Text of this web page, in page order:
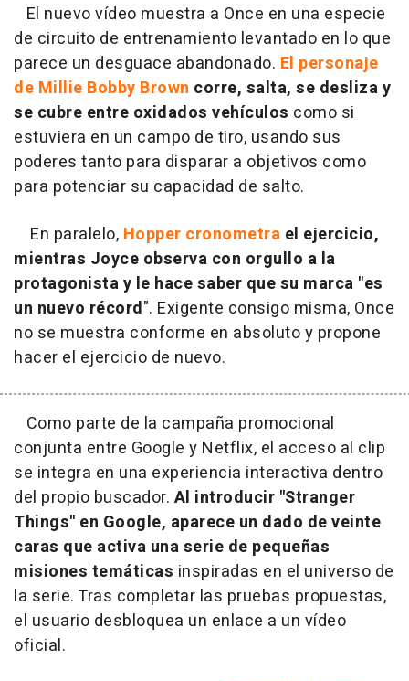
El nuevo vídeo muestra a Once en una especie
de circuito de entrenamiento levantado en lo que
parece un desguace abandonado. El personaje
de Millie Bobby Brown corre, salta, se desliza y
se cubre entre oxidados vehículos como si
estuviera en un campo de tiro, usando sus
poderes tanto para disparar a objetivos como
para potenciar su capacidad de salto.
En paralelo, Hopper cronometra el ejercicio,
mientras Joyce observa con orgullo a la
protagonista y le hace saber que su marca "es
un nuevo récord". Exigente consigo misma, Once
no se muestra conforme en absoluto y propone
hacer el ejercicio de nuevo.
Como parte de la campaña promocional
conjunta entre Google y Netflix, el acceso al clip
se integra en una experiencia interactiva dentro
del propio buscador. Al introducir "Stranger
Things" en Google, aparece un dado de veinte
caras que activa una serie de pequeñas
misiones temáticas inspiradas en el universo de
la serie. Tras completar las pruebas propuestas,
el usuario desbloquea un enlace a un vídeo
oficial.